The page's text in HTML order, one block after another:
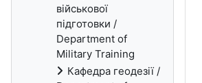
військової
підготовки /
Department of
Military Training
Кафедра геодезії /